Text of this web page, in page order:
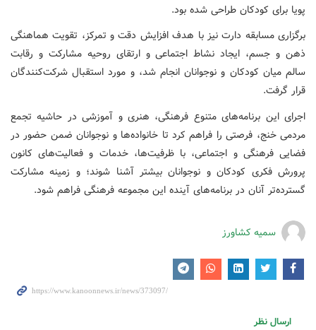
پویا برای کودکان طراحی شده بود.
برگزاری مسابقه دارت نیز با هدف افزایش دقت و تمرکز، تقویت هماهنگی
ذهن و جسم، ایجاد نشاط اجتماعی و ارتقای روحیه مشارکت و رقابت
سالم میان کودکان و نوجوانان انجام شد، و مورد استقبال شرکت‌کنندگان
قرار گرفت.
اجرای این برنامه‌های متنوع فرهنگی، هنری و آموزشی در حاشیه تجمع
مردمی خنج، فرصتی را فراهم کرد تا خانواده‌ها و نوجوانان ضمن حضور در
فضایی فرهنگی و اجتماعی، با ظرفیت‌ها، خدمات و فعالیت‌های کانون
پرورش فکری کودکان و نوجوانان بیشتر آشنا شوند؛ و زمینه مشارکت
گسترده‌تر آنان در برنامه‌های آینده این مجموعه فرهنگی فراهم شود.
سمیه کشاورز
ارسال نظر